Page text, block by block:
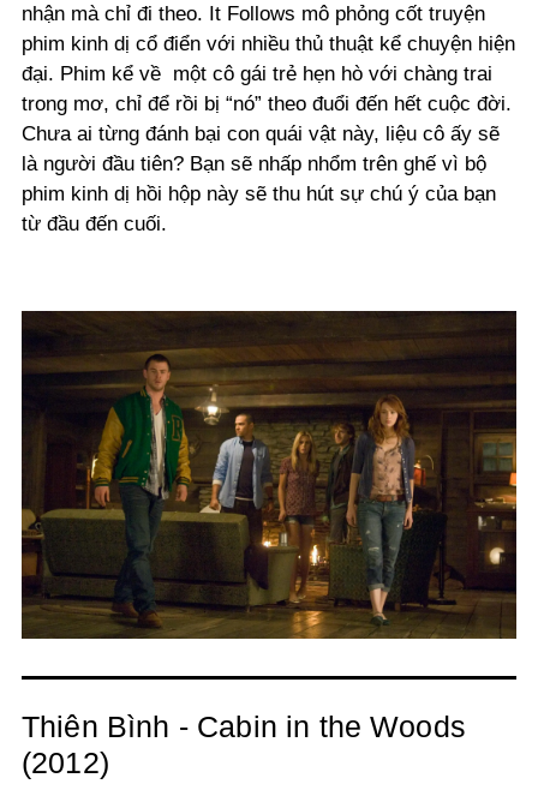
nhận mà chỉ đi theo. It Follows mô phỏng cốt truyện
phim kinh dị cổ điển với nhiều thủ thuật kể chuyện hiện
đại. Phim kể về một cô gái trẻ hẹn hò với chàng trai
trong mơ, chỉ để rồi bị “nó” theo đuổi đến hết cuộc đời.
Chưa ai từng đánh bại con quái vật này, liệu cô ấy sẽ
là người đầu tiên? Bạn sẽ nhấp nhổm trên ghế vì bộ
phim kinh dị hồi hộp này sẽ thu hút sự chú ý của bạn
từ đầu đến cuối.
Thiên Bình - Cabin in the Woods
(2012)